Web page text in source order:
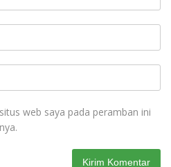
web saya pada peramban ini